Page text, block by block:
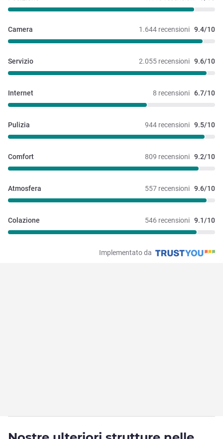
1.644 recensioni 9.4/10
Camera
2.055 recensioni 9.6/10
Servizio
8 recensioni 6.7/10
Internet
944 recensioni 9.5/10
Pulizia
809 recensioni 9.2/10
Comfort
557 recensioni 9.6/10
Atmosfera
546 recensioni 9.1/10
Colazione
Implementato da